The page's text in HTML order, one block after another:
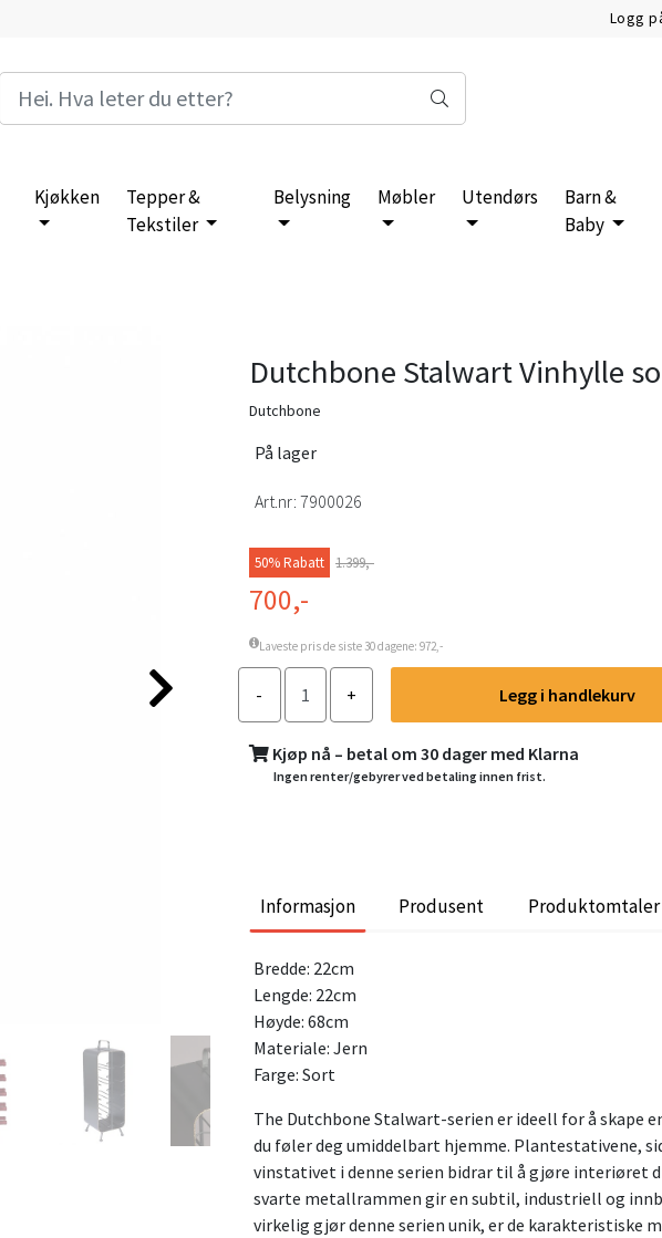
Logg
Kjøkken
Tepper &
Tekstiler
Belysning Møbler Utendørs
Barn &
Baby
Dutchbone Stalwart Vinhylle
Dutchbone
På lager
Art.nr: 7900026
50% Rabatt 1.399,-
700,-
Laveste pris de siste 30 dagene: 972,-
Legg i handlekurv
Kjøp nå – betal om 30 dager med Klarna
Ingen renter/gebyrer ved betaling innen frist.
Informasjon Produsent Produktomtaler
Bredde: 22cm
Lengde: 22cm
Høyde: 68cm
Materiale: Jern
Farge: Sort
The Dutchbone Stalwart-serien er ideell for å skape
du føler deg umiddelbart hjemme. Plantestativene,
vinstativet i denne serien bidrar til å gjøre interiøret
svarte metallrammen gir en subtil, industriell og
virkelig gjør denne serien unik, er de karakteristiske